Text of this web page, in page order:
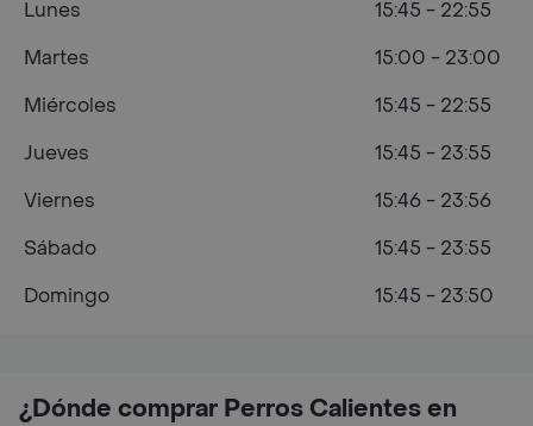
¿Dónde comprar Perros Calientes en
Lunes
15:45 - 22:55
Martes
15:00 - 23:00
Miércoles
15:45 - 22:55
Jueves
15:45 - 23:55
Viernes
15:46 - 23:56
Sábado
15:45 - 23:55
Domingo
15:45 - 23:50